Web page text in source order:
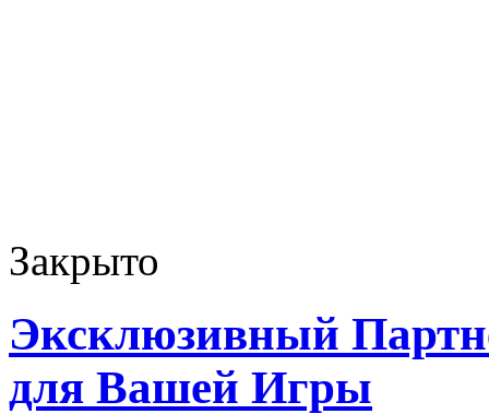
Закрыто
Эксклюзивный
для Вашей Игры